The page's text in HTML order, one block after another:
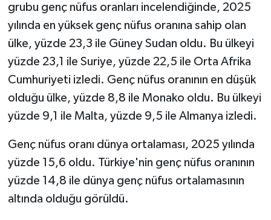
grubu genç nüfus oranları incelendiğinde, 2025
yılında en yüksek genç nüfus oranına sahip olan
ülke, yüzde 23,3 ile Güney Sudan oldu. Bu ülkeyi
yüzde 23,1 ile Suriye, yüzde 22,5 ile Orta Afrika
Cumhuriyeti izledi. Genç nüfus oranının en düşük
olduğu ülke, yüzde 8,8 ile Monako oldu. Bu ülkeyi
yüzde 9,1 ile Malta, yüzde 9,5 ile Almanya izledi.
Genç nüfus oranı dünya ortalaması, 2025 yılında
yüzde 15,6 oldu. Türkiye'nin genç nüfus oranının
yüzde 14,8 ile dünya genç nüfus ortalamasının
altında olduğu görüldü.